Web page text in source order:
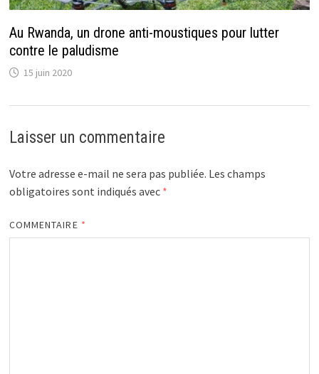
Au Rwanda, un drone anti-moustiques pour lutter
contre le paludisme
15 juin 2020
Laisser un commentaire
Votre adresse e-mail ne sera pas publiée. Les champs
obligatoires sont indiqués avec *
COMMENTAIRE *